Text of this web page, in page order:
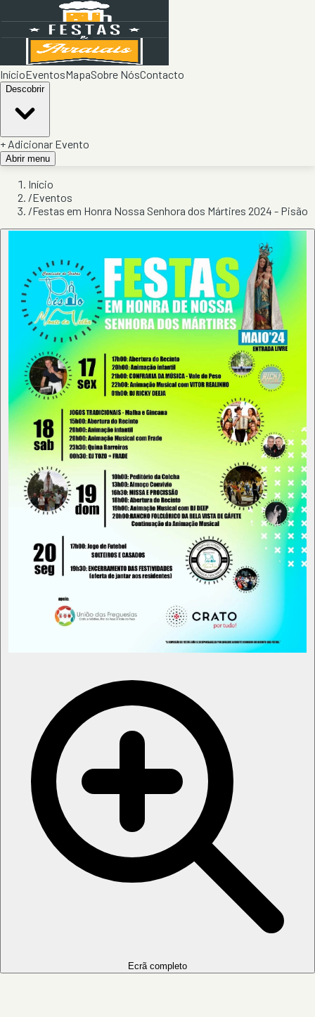
InícioEventosMapaSobre NósContacto
Descobrir
+ Adicionar Evento
Abrir menu
Início
/Eventos
/Festas em Honra Nossa Senhora dos Mártires 2024 - Pisão
Ecrã completo